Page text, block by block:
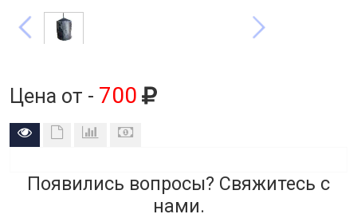
Цена от - 700
Появились вопросы? Свяжитесь с
нами.